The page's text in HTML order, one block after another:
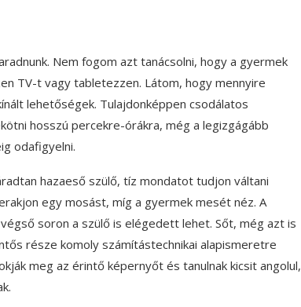
Nem fogom azt tanácsolni, hogy a gyermek
TV-t vagy tabletezzen. Látom, hogy mennyire
lehetőségek. Tulajdonképpen csodálatos
hosszú percekre-órákra, még a legizgágább
odafigyelni.
hazaeső szülő, tíz mondatot tudjon váltani
egy mosást, míg a gyermek mesét néz. A
soron a szülő is elégedett lehet. Sőt, még azt is
része komoly számítástechnikai alapismeretre
meg az érintő képernyőt és tanulnak kicsit angolul,